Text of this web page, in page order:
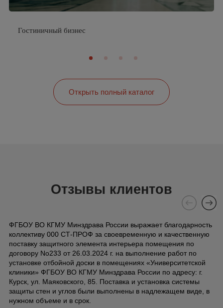
Гостиничный бизнес
Открыть полный каталог
Отзывы клиентов
ФГБОУ ВО КГМУ Минздрава России выражает благодарность
коллективу 000 СТ-ПРОФ за своевременную и качественную
поставку защитного элемента интерьера помещения по
договору No233 от 26.03.2024 г. на выполнение работ по
установке отбойной доски в помещениях «Университетской
клиники» ФГБОУ ВО КГМУ Минздрава России по адресу: г.
Курск, ул. Маяковского, 85. Поставка и установка системы
защиты стен и углов были выполнены в надлежащем виде, в
нужном объеме и в срок.